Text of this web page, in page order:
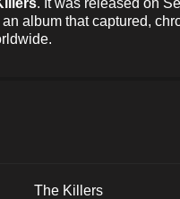
. It was released on
album that captured,
The Killers